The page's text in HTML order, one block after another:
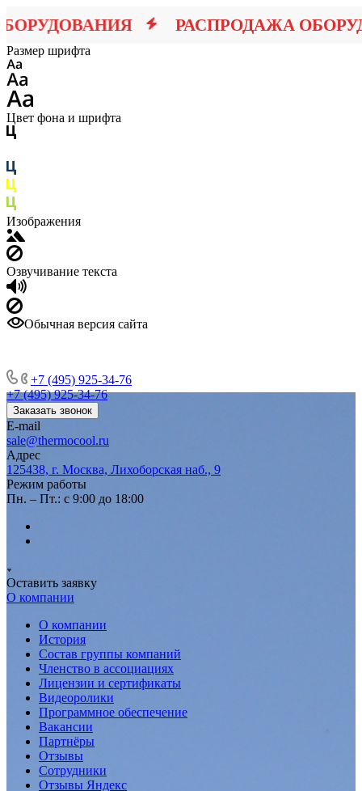
РАСПРОДАЖА
Размер шрифта
Цвет фона и шрифта
Изображения
Озвучивание текста
Обычная версия сайта
+7 (495) 925-34-76
+7 (495) 925-34-76
Заказать звонок
E-mail
sale@thermocool.ru
Адрес
125438, г. Москва, Лихоборская наб., 9
Режим работы
Пн. – Пт.: с 9:00 до 18:00
Оставить заявку
О компании
О компании
История
Состав группы компаний
Членство в ассоциациях
Лицензии и сертификаты
Видеоролики
Программное обеспечение
Вакансии
Партнёры
Отзывы
Сотрудники
Отзывы Яндекс